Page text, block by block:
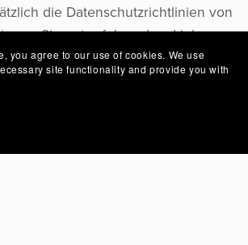
die Datenschutzrichtlinien von
Sie unter folgendem Link
privacy
you agree to our use of cookies. We use
site functionality and provide you with